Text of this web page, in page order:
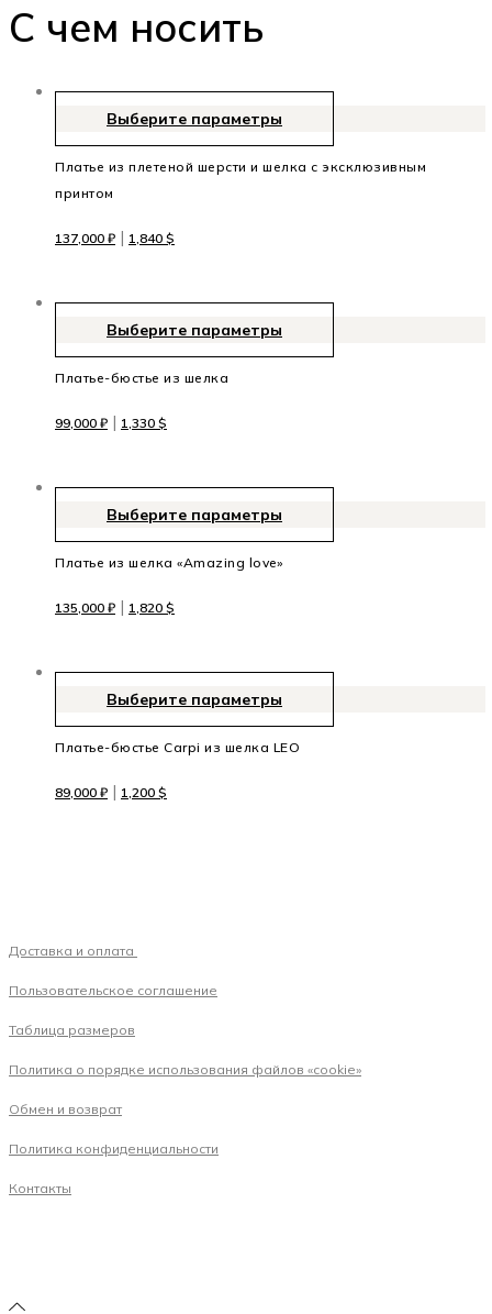
C чем носить
Выберите параметры
Платье из плетеной шерсти и шелка с эксклюзивным
принтом
137,000 ₽ | 1,840 $
Выберите параметры
Платье-бюстье из шелка
99,000 ₽ | 1,330 $
Выберите параметры
Платье из шелка «Amazing love»
135,000 ₽ | 1,820 $
Выберите параметры
Платье-бюстье Carpi из шелка LEO
89,000 ₽ | 1,200 $
Доставка и оплата
Пользовательское соглашение
Таблица размеров
Политика о порядке использования файлов «cookie»
Обмен и возврат
Политика конфиденциальности
Контакты